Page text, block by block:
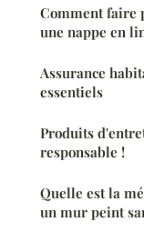
Comment faire
une nappe en
Assurance
essentiels
Produits
responsable !
Quelle est la
un mur peint